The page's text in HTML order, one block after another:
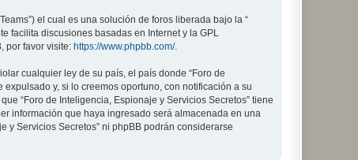
el cual es una solución de foros liberada bajo la “
facilita discusiones basadas en Internet y la GPL
por favor visite: https://www.phpbb.com/.
cualquier ley de su país, el país donde “Foro de
y, si lo creemos oportuno, con notificación a su
“Foro de Inteligencia, Espionaje y Servicios Secretos” tiene
información que haya ingresado será almacenada en una
y Servicios Secretos” ni phpBB podrán considerarse